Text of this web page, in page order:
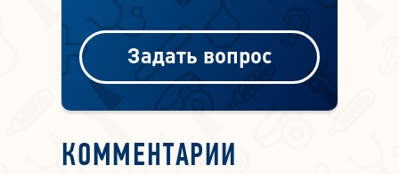
Задать вопрос
КОММЕНТАРИИ